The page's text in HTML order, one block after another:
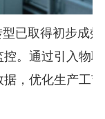
取得初步成效
。通过引入物
，优化生产工